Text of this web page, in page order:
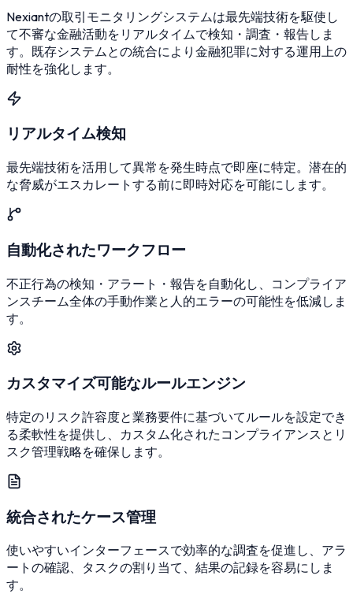
Nexiantの取引モニタリングシステムは最先端技術を駆使し
て不審な金融活動をリアルタイムで検知・調査・報告しま
す。既存システムとの統合により金融犯罪に対する運用上の
耐性を強化します。
リアルタイム検知
最先端技術を活用して異常を発生時点で即座に特定。潜在的
な脅威がエスカレートする前に即時対応を可能にします。
自動化されたワークフロー
不正行為の検知・アラート・報告を自動化し、コンプライア
ンスチーム全体の手動作業と人的エラーの可能性を低減しま
す。
カスタマイズ可能なルールエンジン
特定のリスク許容度と業務要件に基づいてルールを設定でき
る柔軟性を提供し、カスタム化されたコンプライアンスとリ
スク管理戦略を確保します。
統合されたケース管理
使いやすいインターフェースで効率的な調査を促進し、アラ
ートの確認、タスクの割り当て、結果の記録を容易にしま
す。